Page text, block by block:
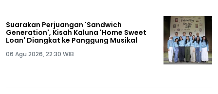
Suarakan Perjuangan 'Sandwich
Generation', Kisah Kaluna 'Home Sweet
Loan' Diangkat ke Panggung Musikal
06 Agu 2026, 22:30 WIB